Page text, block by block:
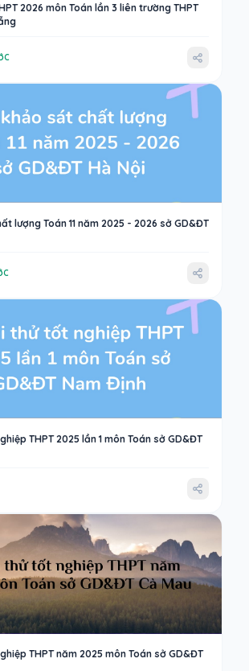
2026 môn Toán lần 3 liên trường THPT
lượng Toán 11 năm 2025 - 2026 sở GD&ĐT
THPT 2025 lần 1 môn Toán sở GD&ĐT
THPT năm 2025 môn Toán sở GD&ĐT